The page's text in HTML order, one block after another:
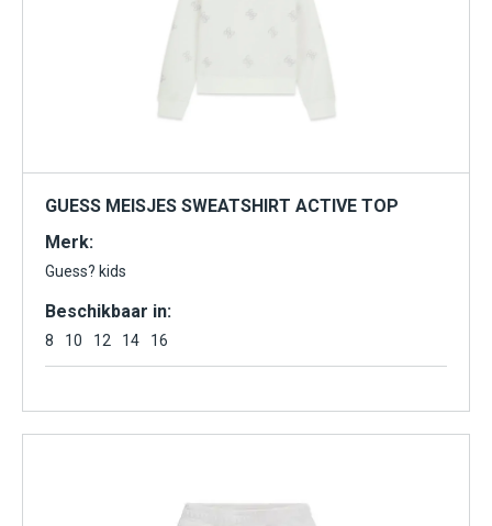
GUESS MEISJES SWEATSHIRT ACTIVE TOP
Merk:
Guess? kids
Beschikbaar in:
8 10 12 14 16